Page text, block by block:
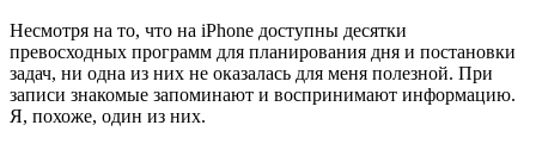
Несмотря на то, что на iPhone доступны десятки
превосходных программ для планирования дня и постановки
задач, ни одна из них не оказалась для меня полезной. При
записи знакомые запоминают и воспринимают информацию.
Я, похоже, один из них.